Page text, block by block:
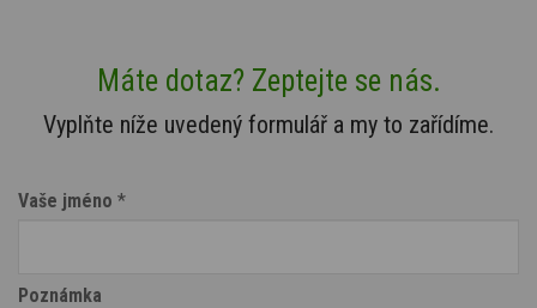
Máte dotaz? Zeptejte se nás.
Vyplňte níže uvedený formulář a my to zařídíme.
Vaše jméno *
Poznámka